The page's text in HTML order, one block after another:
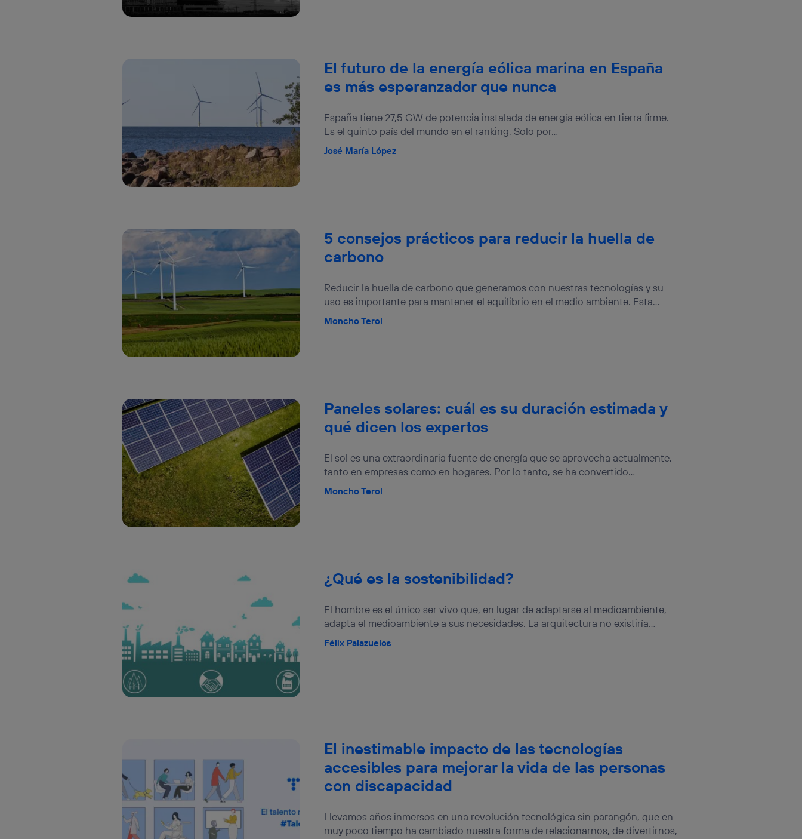
El futuro de la energía eólica marina en España
es más esperanzador que nunca
España tiene 27,5 GW de potencia instalada de energía eólica en tierra firme.
Es el quinto país del mundo en el ranking. Solo por...
José María López
5 consejos prácticos para reducir la huella de
carbono
Reducir la huella de carbono que generamos con nuestras tecnologías y su
uso es importante para mantener el equilibrio en el medio ambiente. Esta...
Moncho Terol
Paneles solares: cuál es su duración estimada y
qué dicen los expertos
El sol es una extraordinaria fuente de energía que se aprovecha actualmente,
tanto en empresas como en hogares. Por lo tanto, se ha convertido...
Moncho Terol
¿Qué es la sostenibilidad?
El hombre es el único ser vivo que, en lugar de adaptarse al medioambiente,
adapta el medioambiente a sus necesidades. La arquitectura no existiría...
Félix Palazuelos
El inestimable impacto de las tecnologías
accesibles para mejorar la vida de las personas
con discapacidad
Llevamos años inmersos en una revolución tecnológica sin parangón, que en
muy poco tiempo ha cambiado nuestra forma de relacionarnos, de divertirnos,
Si utilizas unaconexión de banda ancha
Si utilizasdatos móviles
únicamente en la navegación del usuario del móvil.
Puedes gestionar los consentimientos Utiq seleccionando “Administrar Utiq” en la parte
inferior de esta página web o visitando el
portal de privacidad de Utiq (“consenthub”)
Para más información, consulta la